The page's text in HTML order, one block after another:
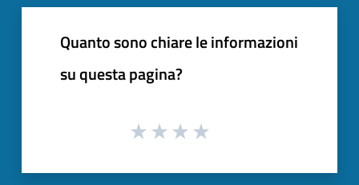
Quanto sono chiare le informazioni
su questa pagina?